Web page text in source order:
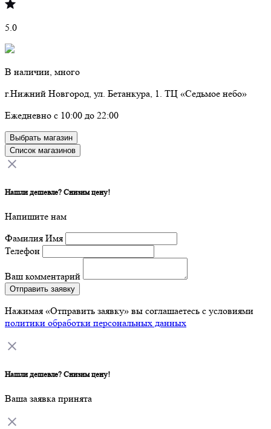
5.0
В наличии, много
г.Нижний Новгород, ул. Бетанкура, 1. ТЦ «Седьмое небо»
Ежедневно с 10:00 до 22:00
Выбрать магазин
Список магазинов
Нашли дешевле? Снизим цену!
Напишите нам
Фамилия Имя
Телефон
Ваш комментарий
Отправить заявку
Нажимая «Отправить заявку» вы соглашаетесь с условиями
политики обработки персональных данных
Нашли дешевле? Снизим цену!
Ваша заявка принята